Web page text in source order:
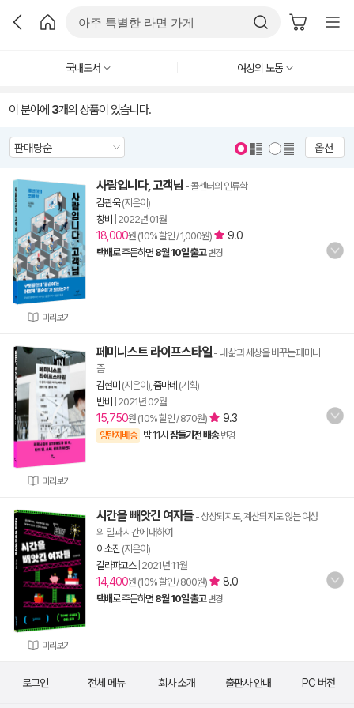
국내도서 여성의 노동
이 분야에 3개의 상품이 있습니다.
옵션
미리보기
사람입니다, 고객님 - 콜센터의 인류학
김관욱(지은이)
창비
2022년 01월
18,000원 (10% 할인 / 1,000원) 9.0
택배로 주문하면 8월 10일 출고 변경
미리보기
페미니스트 라이프스타일 - 내 삶과 세상을 바꾸는 페미니
즘
김현미 (지은이), 줌마네 (기획)
반비
2021년 02월
15,750원 (10% 할인 / 870원) 9.3
양탄자배송 밤 11시 잠들기전 배송 변경
미리보기
시간을 빼앗긴 여자들 - 상상되지도, 계산되지도 않는 여성
의 일과 시간에 대하여
이소진 (지은이)
갈라파고스| 2021년 11월
14,400원 (10% 할인 / 800원) 8.0
택배로 주문하면 8월 10일 출고 변경
로그인 전체 메뉴 회사 소개 출판사 안내 PC 버전